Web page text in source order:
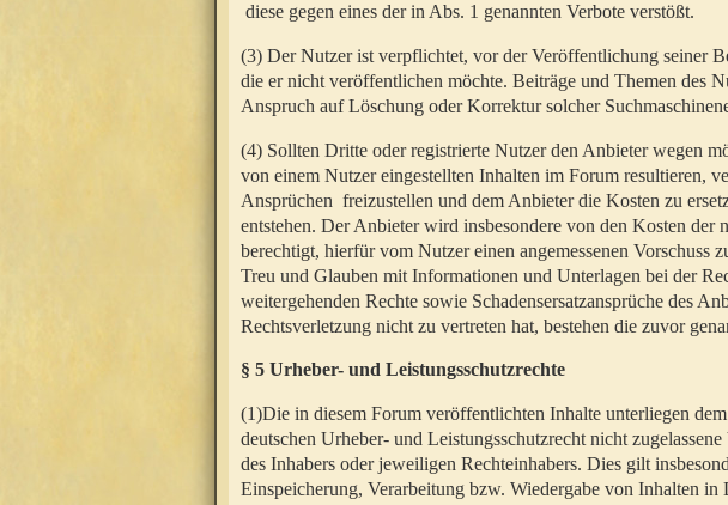
diese gegen eines der in Abs. 1 genannten Verbote verstößt.
(3) Der Nutzer ist verpflichtet, vor der Veröffentlichung seiner
die er nicht veröffentlichen möchte. Beiträge und Themen des
Anspruch auf Löschung oder Korrektur solcher
(4) Sollten Dritte oder registrierte Nutzer den Anbieter wegen
von einem Nutzer eingestellten Inhalten im Forum resultieren,
Ansprüchen freizustellen und dem Anbieter die Kosten zu
entstehen. Der Anbieter wird insbesondere von den Kosten
berechtigt, hierfür vom Nutzer einen angemessenen
Treu und Glauben mit Informationen und Unterlagen bei der
weitergehenden Rechte sowie Schadensersatzansprüche des
Rechtsverletzung nicht zu vertreten hat, bestehen die zuvor
§ 5 Urheber- und Leistungsschutzrechte
(1)Die in diesem Forum veröffentlichten Inhalte unterliegen
deutschen Urheber- und Leistungsschutzrecht nicht
des Inhabers oder jeweiligen Rechteinhabers. Dies gilt
Einspeicherung, Verarbeitung bzw. Wiedergabe von Inhalten